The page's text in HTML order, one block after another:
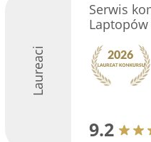
Laureaci
Serwis
Laptopów
9.2